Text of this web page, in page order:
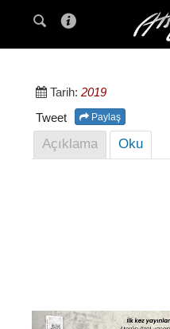
Tarih: 2019
Paylaş
Tweet
Açıklama Oku